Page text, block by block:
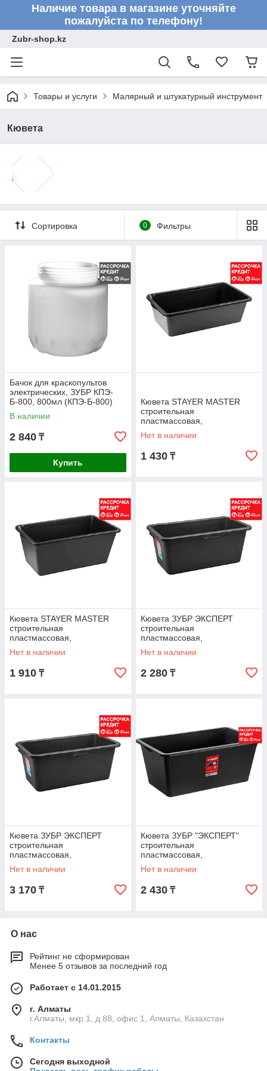
Наличие товара в магазине уточняйте
пожалуйста по телефону!
Zubr-shop.kz
Товары и услуги Малярный и штукатурный инструмент
Кювета
Сортировка 0 Фильтры
Бачок для краскопультов
электрических, ЗУБР КПЭ-
Б-800, 800мл (КПЭ-Б-800)
В наличии
2 840 ₸
Купить
Кювета STAYER MASTER
строительная
пластмассовая,
41x71x22см(ШхДхГ), 40л,
06099-40
Нет в наличии
1 430 ₸
Кювета STAYER MASTER
строительная
пластмассовая,
41x71x29см(ШхДхГ), 60л,
06099-60
Нет в наличии
1 910 ₸
Кювета ЗУБР ЭКСПЕРТ
строительная
пластмассовая,
41x71x22см(ШхДхГ), 45л,
06097-45_z01
Нет в наличии
2 280 ₸
Кювета ЗУБР ЭКСПЕРТ
строительная
пластмассовая,
48x78x29см(ШхДхГ), 90л,
06097-90_z01
Нет в наличии
3 170 ₸
Кювета ЗУБР "ЭКСПЕРТ"
строительная
пластмассовая,
41x71x29см(ШхДхГ), 65л
(06097-65_z01)
Нет в наличии
2 430 ₸
О нас
Рейтинг не сформирован
Менее 5 отзывов за последний год
Работает с 14.01.2015
г. Алматы
г.Алматы, мкр.1, д.88, офис 1, Алматы, Казахстан
Контакты
Сегодня выходной